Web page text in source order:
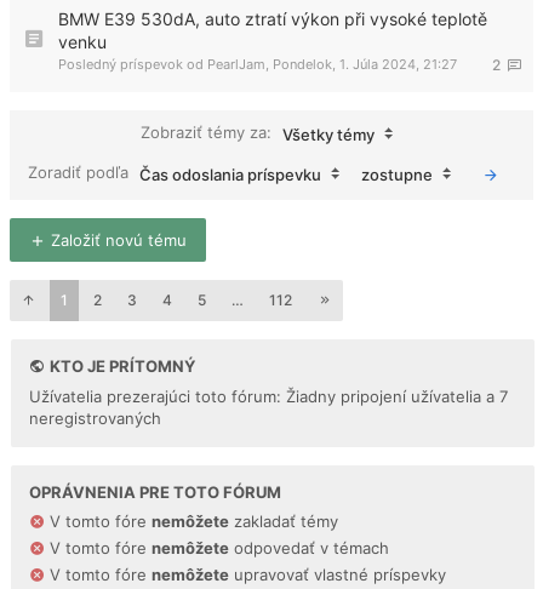
BMW E39 530dA, auto ztratí výkon při vysoké teplotě
venku
2
Posledný príspevok od PearlJam Pondelok, 1. Júla 2024, 21:27
Zobraziť témy za:
Všetky témy
Zoradiť podľa Čas odoslania príspevku zostupne
Založiť novú tému
1 2 3 4 5 … 112
KTO JE PRÍTOMNÝ
Užívatelia prezerajúci toto fórum: Žiadny pripojení užívatelia a 7
neregistrovaných
OPRÁVNENIA PRE TOTO FÓRUM
V tomto fóre nemôžete zakladať témy
V tomto fóre nemôžete odpovedať v témach
V tomto fóre nemôžete upravovať vlastné príspevky